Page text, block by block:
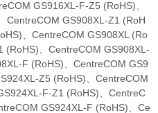
GS916XL-F-Z5 (RoHS)、
CentreCOM GS908XL-Z1 (RoH
、CentreCOM GS908XL (Ro
(RoHS)、CentreCOM GS908XL-
F (RoHS)、CentreCOM GS9
Z5 (RoHS)、CentreCOM
F-Z1 (RoHS)、CentreC
GS924XL-F (RoHS)、Ce